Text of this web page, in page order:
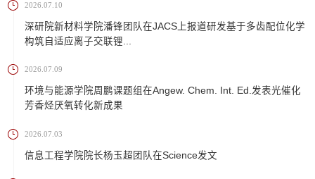
2026.07.10
深研院新材料学院潘锋团队在JACS上报道研发基于多齿配位化学
构筑自适应离子交联锂...
2026.07.09
环境与能源学院周鹏课题组在Angew. Chem. Int. Ed.发表光催化
芳香烃厌氧转化新成果
2026.07.03
信息工程学院院长杨玉超团队在Science发文